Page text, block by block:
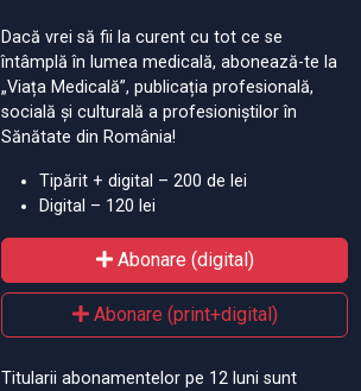
Dacă vrei să fii la curent cu tot ce se
întâmplă în lumea medicală, abonează-te la
„Viața Medicală”, publicația profesională,
socială și culturală a profesioniștilor în
Sănătate din România!
Tipărit + digital – 200 de lei
Digital – 120 lei
Abonare (digital)
Abonare (print+digital)
Titularii abonamentelor pe 12 luni sunt